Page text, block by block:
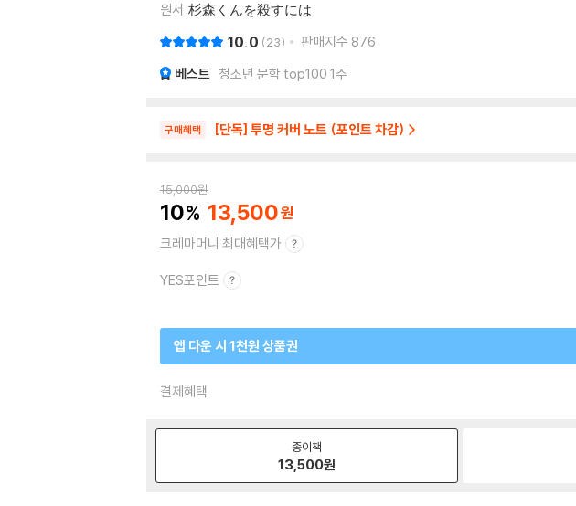
원서 杉森くんを殺すには
10.0 23 판매지수 876
베스트 청소년 문학 top100 1주
구매혜택 [단독] 투명 커버 노트 (포인트 차감)
15,000원
10 13,500
크레마머니 최대혜택가
YES포인트
앱 다운 시 1천원 상품권
결제혜택
종이책
13,500원